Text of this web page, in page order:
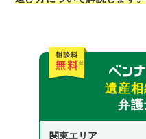
能
税理士会｜相続税
談が可能
法テラス｜一定
遺産
弁
関東エリア